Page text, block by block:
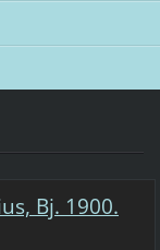
Bj. 1900.